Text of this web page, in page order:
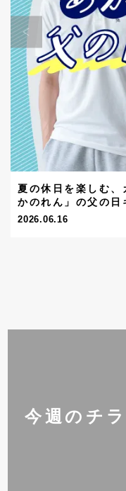
夏の休日を楽しむ、
かのれん」の父の
2026.06.16
今週のチ